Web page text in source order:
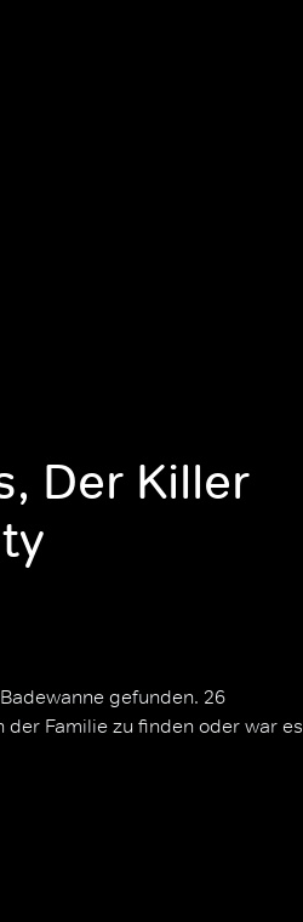
Der Killer
gefunden. 26
Familie zu finden oder war es